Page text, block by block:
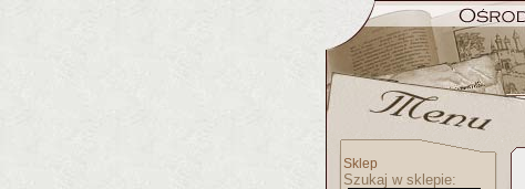
Sklep
Szukaj w sklepie: